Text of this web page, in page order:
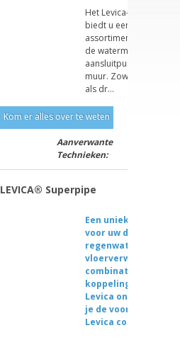
Het Levica-
biedt u een compleet
assortiment
de watermeter tot aan
aansluitpunten in of op
muur. Zowel voor
als dr...
Kom er alles over te weten
Aanverwante
Technieken:
LEVICA® Superpipe
Een unieke flexibele
voor uw drinkwater,
regenwater,
vloerverwarming. De
combinatie met
koppelingssysteem
Levica onderdelen
je de voordelen van
Levica concept.